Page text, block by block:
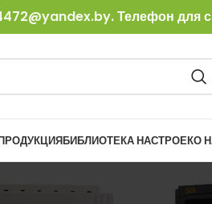
. Телефон для
БИБЛИОТЕКА НАСТРОЕКО